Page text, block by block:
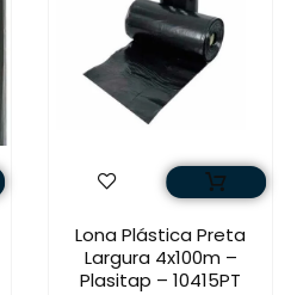
Lona Plástica Preta
Largura 4x100m –
Plasitap – 10415PT